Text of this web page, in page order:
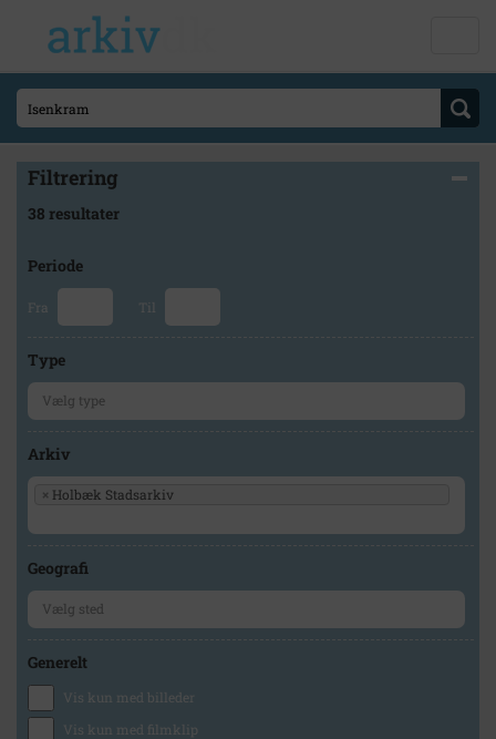
Filtrering
38 resultater
Periode
Fra Til
Type
Arkiv
× Holbæk Stadsarkiv
Geografi
Generelt
Vis kun med billeder
Vis kun med filmklip